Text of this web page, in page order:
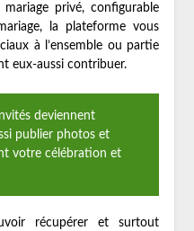
privé, configurable
la plateforme vous
à l’ensemble ou partie
eux-aussi contribuer.
deviennent
publier photos et
votre célébration et
récupérer et surtout